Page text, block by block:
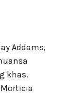
Addams,
khas.